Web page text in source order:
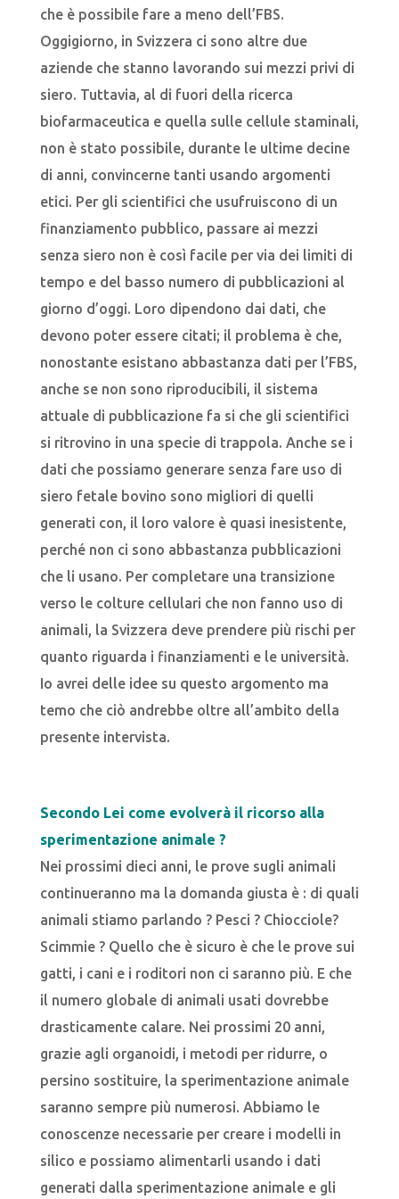
che è possibile fare a meno dell’FBS.
Oggigiorno, in Svizzera ci sono altre due
aziende che stanno lavorando sui mezzi privi di
siero. Tuttavia, al di fuori della ricerca
biofarmaceutica e quella sulle cellule staminali,
non è stato possibile, durante le ultime decine
di anni, convincerne tanti usando argomenti
etici. Per gli scientifici che usufruiscono di un
finanziamento pubblico, passare ai mezzi
senza siero non è così facile per via dei limiti di
tempo e del basso numero di pubblicazioni al
giorno d’oggi. Loro dipendono dai dati, che
devono poter essere citati; il problema è che,
nonostante esistano abbastanza dati per l’FBS,
anche se non sono riproducibili, il sistema
attuale di pubblicazione fa si che gli scientifici
si ritrovino in una specie di trappola. Anche se i
dati che possiamo generare senza fare uso di
siero fetale bovino sono migliori di quelli
generati con, il loro valore è quasi inesistente,
perché non ci sono abbastanza pubblicazioni
che li usano. Per completare una transizione
verso le colture cellulari che non fanno uso di
animali, la Svizzera deve prendere più rischi per
quanto riguarda i finanziamenti e le università.
Io avrei delle idee su questo argomento ma
temo che ciò andrebbe oltre all’ambito della
presente intervista.
Secondo Lei come evolverà il ricorso alla
sperimentazione animale ?
Nei prossimi dieci anni, le prove sugli animali
continueranno ma la domanda giusta è : di quali
animali stiamo parlando ? Pesci ? Chiocciole?
Scimmie ? Quello che è sicuro è che le prove sui
gatti, i cani e i roditori non ci saranno più. E che
il numero globale di animali usati dovrebbe
drasticamente calare. Nei prossimi 20 anni,
grazie agli organoidi, i metodi per ridurre, o
persino sostituire, la sperimentazione animale
saranno sempre più numerosi. Abbiamo le
conoscenze necessarie per creare i modelli in
silico e possiamo alimentarli usando i dati
generati dalla sperimentazione animale e gli